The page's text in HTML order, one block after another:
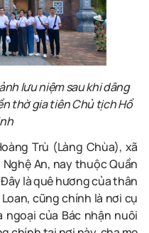
lưu niệm sau khi dâng
thờ gia tiên Chủ tịch Hồ
Trù (Làng Chùa), xã
An, nay thuộc Quần
là quê hương của thân
cũng chính là nơi cụ
ngoại của Bác nhận nuôi